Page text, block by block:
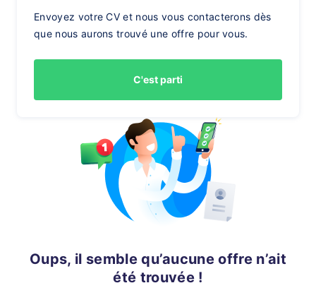
Envoyez votre CV et nous vous contacterons dès
que nous aurons trouvé une offre pour vous.
C'est parti
Oups, il semble qu’aucune offre n’ait
été trouvée !